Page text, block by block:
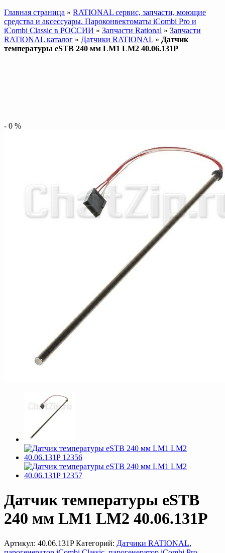
Главная страница » RATIONAL сервис, запчасти, моющие
средства и аксессуары. Пароконвектоматы iCombi Pro и
iCombi Classic в РОССИИ » Запчасти Rational » Запчасти
RATIONAL каталог » Датчики RATIONAL » Датчик
температуры eSTB 240 мм LM1 LM2 40.06.131P
- 0 %
Датчик температуры eSTB
240 мм LM1 LM2 40.06.131P
Артикул: 40.06.131PКатегорий: Датчики RATIONAL,